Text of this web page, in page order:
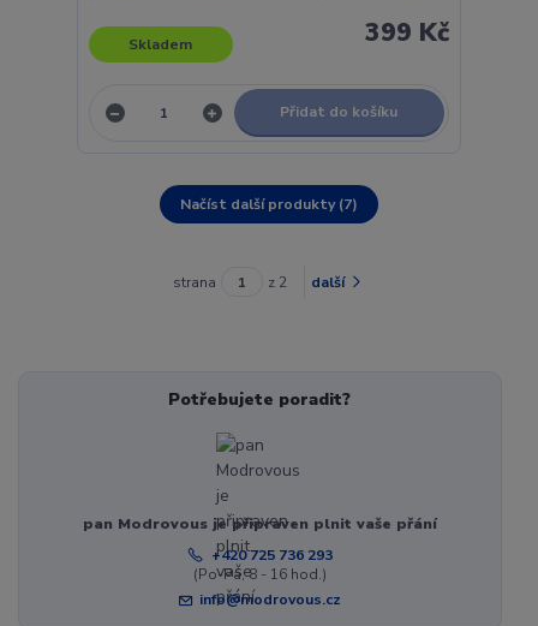
399 Kč
Skladem
Přidat do košíku
Načíst další produkty (7)
strana z 2 další
Potřebujete poradit?
pan Modrovous je připraven plnit vaše přání
+420 725 736 293
(Po-Pá, 8 - 16 hod.)
info@modrovous.cz